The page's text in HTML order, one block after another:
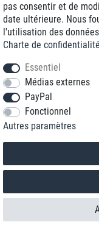
pas consentir et de
date ultérieure. Nous
l'utilisation des
Charte de confidentialité
Essentiel
Médias externes
PayPal
Fonctionnel
Autres paramètres